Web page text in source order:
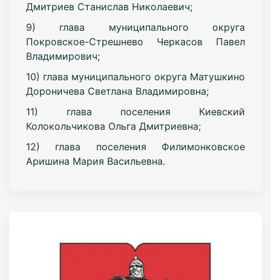
Дмитриев Станислав Николаевич;
9) глава муниципального округа
Покровское-Стрешнево Черкасов Павел
Владимирович;
10) глава муниципального округа Матушкино
Дороничева Светлана Владимировна;
11) глава поселения Киевский
Колокольчикова Ольга Дмитриевна;
12) глава поселения Филимонковское
Аришина Мария Васильевна.